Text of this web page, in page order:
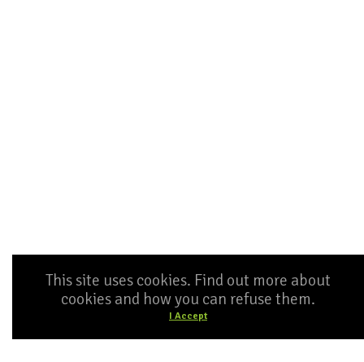
This site uses cookies. Find out more about
cookies and how you can refuse them.
I Accept